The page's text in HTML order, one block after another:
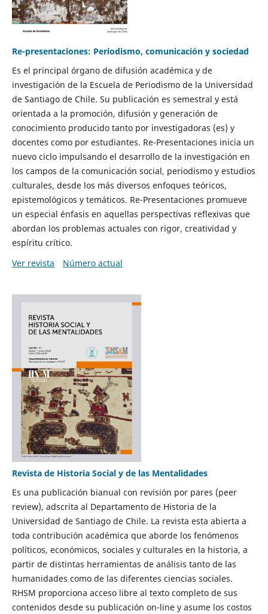
Re-presentaciones: Periodismo, comunicación y sociedad
Es el principal órgano de difusión académica y de
investigación de la Escuela de Periodismo de la Universidad
de Santiago de Chile. Su publicación es semestral y está
orientada a la promoción, difusión y generación de
conocimiento producido tanto por investigadoras (es) y
docentes como por estudiantes. Re-Presentaciones inicia un
nuevo ciclo impulsando el desarrollo de la investigación en
los campos de la comunicación social, periodismo y estudios
culturales, desde los más diversos enfoques teóricos,
epistemológicos y temáticos. Re-Presentaciones promueve
un especial énfasis en aquellas perspectivas reflexivas que
abordan los problemas actuales con rigor, creatividad y
espíritu crítico.
Ver revista
Número actual
Revista de Historia Social y de las Mentalidades
Es una publicación bianual con revisión por pares (peer
review), adscrita al Departamento de Historia de la
Universidad de Santiago de Chile. La revista esta abierta a
toda contribución académica que aborde los fenómenos
políticos, económicos, sociales y culturales en la historia, a
partir de distintas herramientas de análisis tanto de las
humanidades como de las diferentes ciencias sociales.
RHSM proporciona acceso libre al texto completo de sus
contenidos desde su publicación on-line y asume los costos